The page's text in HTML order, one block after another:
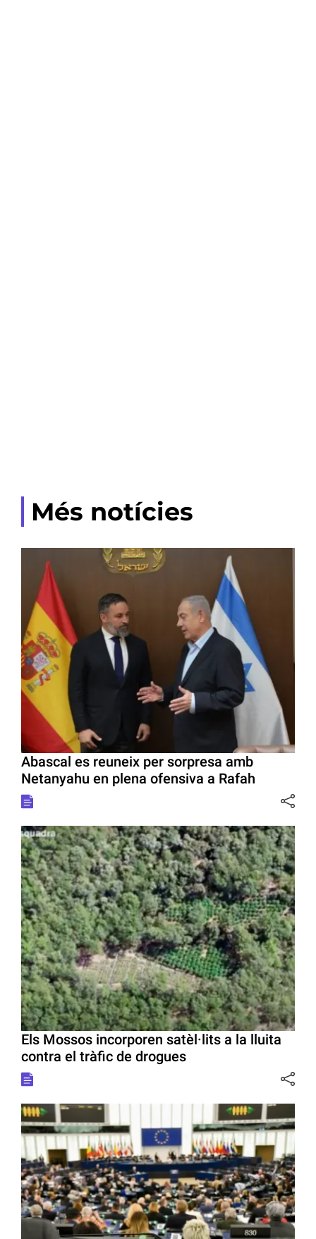
Més notícies
Abascal es reuneix per sorpresa amb
Netanyahu en plena ofensiva a Rafah
Els Mossos incorporen satèl·lits a la lluita
contra el tràfic de drogues